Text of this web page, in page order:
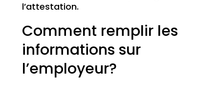
l’attestation.
Comment remplir les
informations sur
l’employeur?